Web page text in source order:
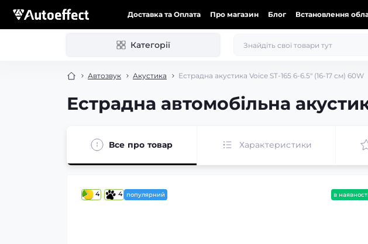
Доставка та Оплата Про магазин Блог Встановлення
Категорії
Автозвук Акустика Естрадна акустика Voice ST-165 6-6.5″ (16-17 см) 60W
Естрадна автомобільна
Все про товар Характеристики
4 4 популярний в наявності